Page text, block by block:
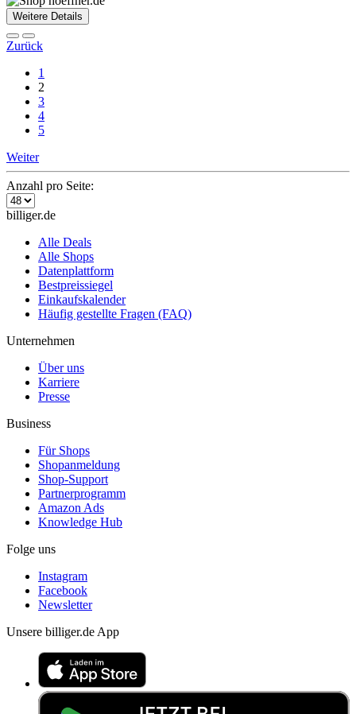
Weitere Details
Zurück
1
2
3
4
5
Weiter
Anzahl pro Seite:
billiger.de
Alle Deals
Alle Shops
Datenplattform
Bestpreissiegel
Einkaufskalender
Häufig gestellte Fragen (FAQ)
Unternehmen
Über uns
Karriere
Presse
Business
Für Shops
Shopanmeldung
Shop-Support
Partnerprogramm
Amazon Ads
Knowledge Hub
Folge uns
Instagram
Facebook
Newsletter
Unsere billiger.de App